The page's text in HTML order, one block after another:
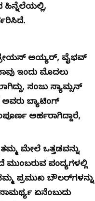
ಹಿನ್ನೆಲೆಯಲ್ಲಿ,
ಶ್ರೇಯಸ್ ಅಯ್ಯರ್, ವೈಭವ್
ಇಂದು ಮೊದಲು
ಸಂಜು ಸ್ಯಾಮ್ಸನ್
ಬ್ಯಾಟಿಂಗ್
ಅರ್ಹರಾಗಿದ್ದಾರೆ,
ಮೇಲೆ ಒತ್ತಡವನ್ನು
ಮುಂಬರುವ ಪಂದ್ಯಗಳಲ್ಲಿ
ಪ್ರಮುಖ ಬೌಲರ್‌ಗಳನ್ನು
ಏನೆಂಬುದು